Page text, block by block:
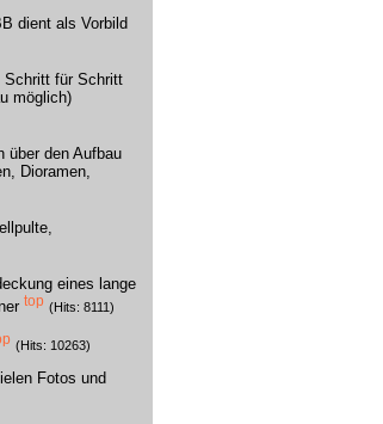
dient als Vorbild
Schritt für Schritt
möglich)
über den Aufbau
Dioramen,
eines lange
top (Hits: 8111)
(Hits: 10263)
Fotos und